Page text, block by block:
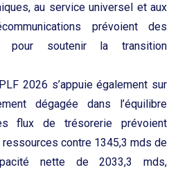
au service universel et aux
prévoient des
pour soutenir la transition
2026 s’appuie également sur
dégagée dans l’équilibre
flux de trésorerie prévoient
contre 1345,3 mds de
nette de 2033,3 mds,